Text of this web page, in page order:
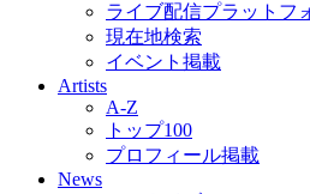
ライブ配信プラットフ
現在地検索
イベント掲載
Artists
A-Z
トップ100
プロフィール掲載
News